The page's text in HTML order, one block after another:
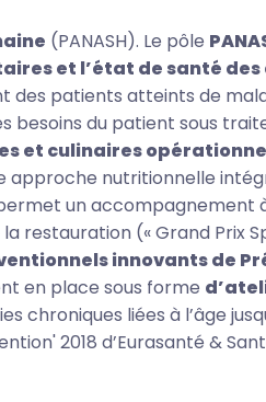
(PANASH). Le pôle
et l’état de santé
des patients atteints de
besoins du patient sous
et culinaires
approche nutritionnelle
un accompagnement
restauration (« Grand Prix
innovants de
en place sous forme
chroniques liées à l’âge
2018 d’Eurasanté &